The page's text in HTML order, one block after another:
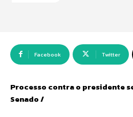
Facebook Twitter
Processo contra o presidente
Senado /